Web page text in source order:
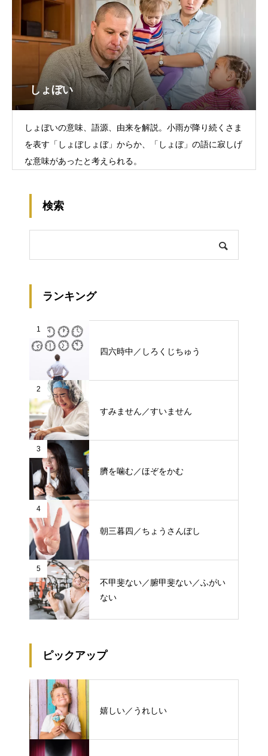
しょぼい
しょぼいの意味、語源、由来を解説。小雨が降り続くさま
を表す「しょぼしょぼ」からか、「しょぼ」の語に寂しげ
な意味があったと考えられる。
検索
ランキング
1
四六時中／しろくじちゅう
2
すみません／すいません
3
臍を噛む／ほぞをかむ
4
朝三暮四／ちょうさんぼし
5
不甲斐ない／腑甲斐ない／ふがい
ない
ピックアップ
嬉しい／うれしい